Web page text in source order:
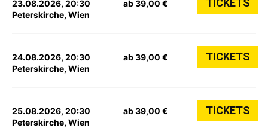
23.08.2026, 20:30
Peterskirche, Wien
ab 39,00 € TICKETS
24.08.2026, 20:30
Peterskirche, Wien
ab 39,00 € TICKETS
25.08.2026, 20:30
Peterskirche, Wien
ab 39,00 € TICKETS